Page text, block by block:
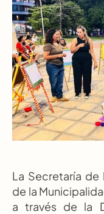
La Secretaría
de la
a través de la